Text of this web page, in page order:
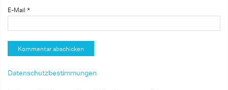
E-Mail *
Datenschutzbestimmungen